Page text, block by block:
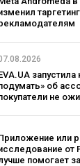
об
не
или
от
помогает